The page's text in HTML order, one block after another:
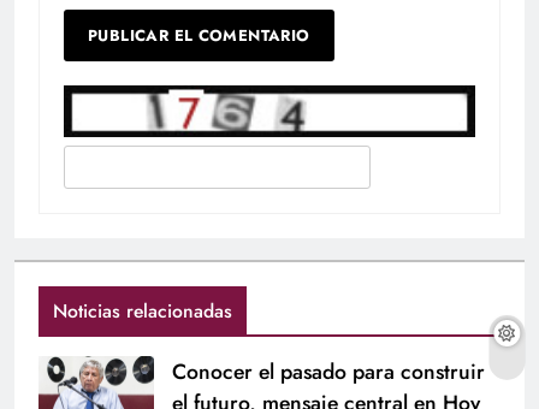
Noticias relacionadas
Conocer el pasado para construir